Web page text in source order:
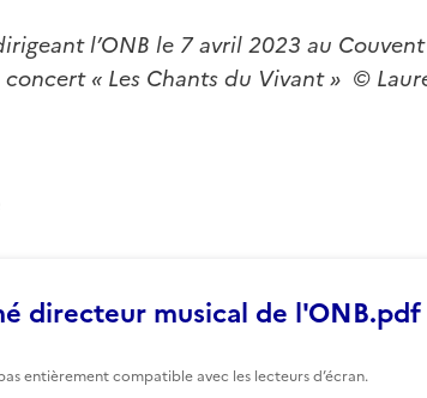
l’ONB le 7 avril 2023 au
concert « Les Chants du Vivant » ©
directeur musical de l'ONB.pdf
entièrement compatible avec les lecteurs d’écran.